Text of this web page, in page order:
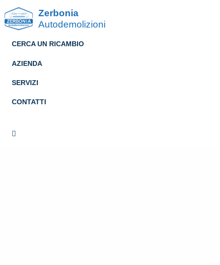
Zerbonia
Autodemolizioni
CERCA UN RICAMBIO
AZIENDA
SERVIZI
CONTATTI